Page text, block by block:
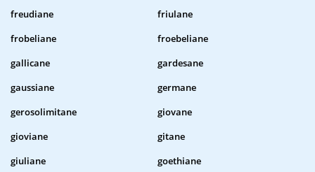
freudiane
friulane
frobeliane
froebeliane
gallicane
gardesane
gaussiane
germane
gerosolimitane
giovane
gioviane
gitane
giuliane
goethiane